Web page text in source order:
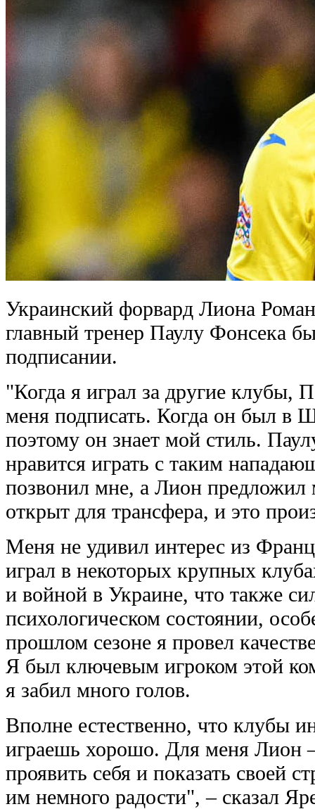
Украинский форвард Лиона
главный тренер Паулу Фонсека
подписании.
"Когда я играл за другие клубы,
меня подписать. Когда он был в
поэтому он знает мой стиль.
нравится играть с таким
позвонил мне, а Лион
открыт для трансфера, и это
Меня не удивил интерес из
играл в некоторых крупных
и войной в Украине, что также
психологическом состоянии,
прошлом сезоне я провел
Я был ключевым игроком этой
я забил много голов.
Вполне естественно, что клубы
играешь хорошо. Для меня Лион
проявить себя и показать своей
им немного радости", – сказал